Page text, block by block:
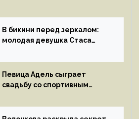
иноагентов
В бикини перед зеркалом:
молодая девушка Стаса
на камеру
Певица Адель сыграет
свадьбу со спортивным
летом